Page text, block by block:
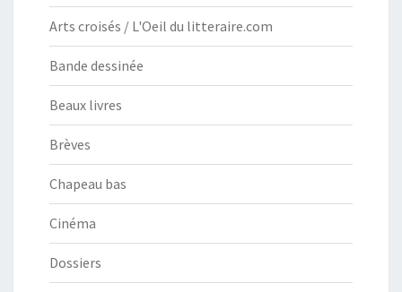
Arts croisés / L'Oeil du litteraire.com
Bande dessinée
Beaux livres
Brèves
Chapeau bas
Cinéma
Dossiers